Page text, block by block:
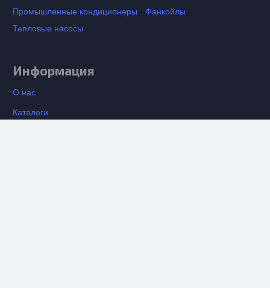
Промышленные кондиционеры
Фанкойлы
Тепловые насосы
Информация
О нас
Каталоги